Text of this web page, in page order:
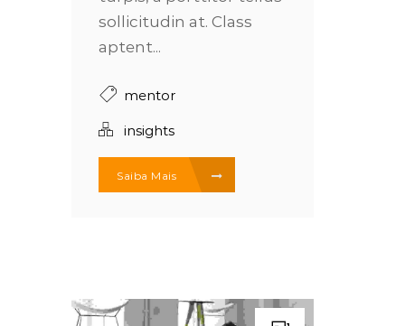
sollicitudin at. Class
aptent...
mentor
insights
Saiba Mais